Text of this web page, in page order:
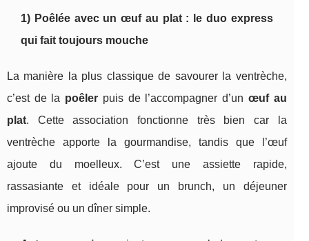
1) Poêlée avec un œuf au plat : le duo express
qui fait toujours mouche
La manière la plus classique de savourer la ventrèche,
c’est de la poêler puis de l’accompagner d’un œuf au
plat. Cette association fonctionne très bien car la
ventrèche apporte la gourmandise, tandis que l’œuf
ajoute du moelleux. C’est une assiette rapide,
rassasiante et idéale pour un brunch, un déjeuner
improvisé ou un dîner simple.